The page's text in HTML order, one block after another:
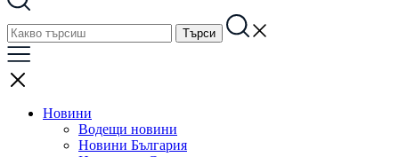
Новини
Водещи новини
Новини България